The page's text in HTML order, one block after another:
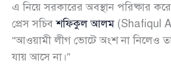
এ নিয়ে সরকারের অবস্থান পরিষ্কার
প্রেস সচিবশফিকুল আলম (Shafiqul
“আওয়ামী লীগ ভোটে অংশ না নিলেও
যায় আসে না।”